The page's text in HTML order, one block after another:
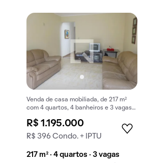
Venda de casa mobiliada, de 217 m²
com 4 quartos, 4 banheiros e 3 vagas
R$ 1.195.000
R$ 396 Condo. + IPTU
217 m² · 4 quartos · 3 vagas